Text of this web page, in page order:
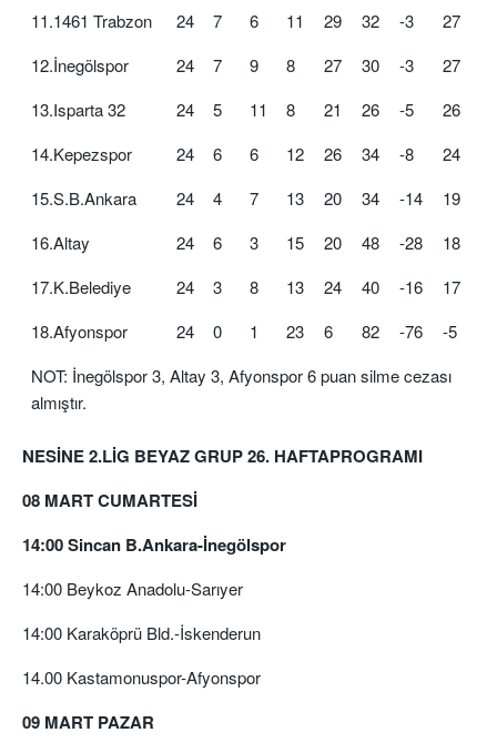
11.1461 Trabzon 24 7 6 11 29 32 -3
27
12.İnegölspor
24 7 9 8 27 30 -3
27
13.Isparta 32
24 5 11 8 21 26 -5
26
14.Kepezspor
24 6 6 12 26 34 -8
24
15.S.B.Ankara
24 4 7 13 20 34 -14
19
16.Altay
24 6 3 15 20 48 -28
18
17.K.Belediye
24 3 8 13 24 40 -16
17
18.Afyonspor
24 0 1 23 6 82 -76
-5
NOT: İnegölspor 3, Altay 3, Afyonspor 6 puan silme cezası
almıştır.
NESİNE 2.LİG BEYAZ GRUP 26. HAFTAPROGRAMI
08 MART CUMARTESİ
14:00 Sincan B.Ankara-İnegölspor
14:00 Beykoz Anadolu-Sarıyer
14:00 Karaköprü Bld.-İskenderun
14.00 Kastamonuspor-Afyonspor
09 MART PAZAR